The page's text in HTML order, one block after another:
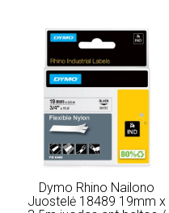
Dymo Rhino Nailono
Juostelė 18489 19mm x